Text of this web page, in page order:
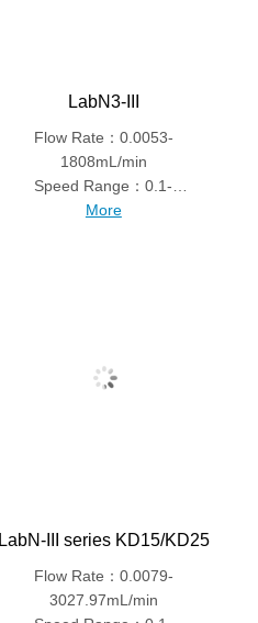
LabN3-III
Flow Rate：0.0053-
1808mL/min
Speed Range：0.1-
350rpm
More
LabN-III series KD15/KD25
Flow Rate：0.0079-
3027.97mL/min